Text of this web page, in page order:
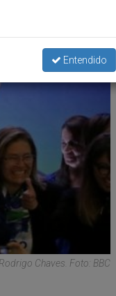
Rodrigo Chaves. Foto: BBC
Entendido